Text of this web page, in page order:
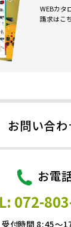
WEBカタ
請求はこ
お問い合
お電
072-
受付時間 8:45～